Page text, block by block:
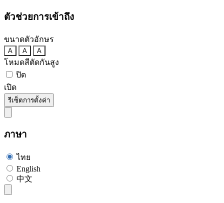
ตัวช่วยการเข้าถึง
ขนาดตัวอักษร
A A A
โหมดสีตัดกันสูง
ปิด
เปิด
รีเซ็ตการตั้งค่า
ภาษา
ไทย
English
中文